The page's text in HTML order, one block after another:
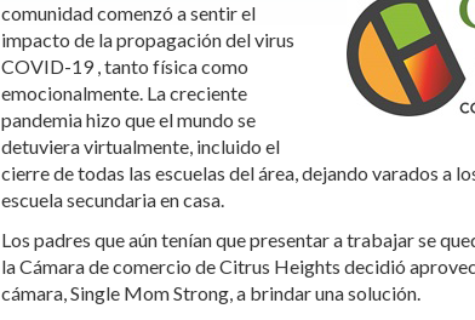
comunidad comenzó a sentir el
impacto de la propagación del virus
COVID-19 , tanto física como
emocionalmente. La creciente
pandemia hizo que el mundo se
detuviera virtualmente, incluido el
cierre de todas las escuelas del área, dejando varados a
escuela secundaria en casa.
Los padres que aún tenían que presentar a trabajar se
la Cámara de comercio de Citrus Heights decidió
cámara, Single Mom Strong, a brindar una solución.